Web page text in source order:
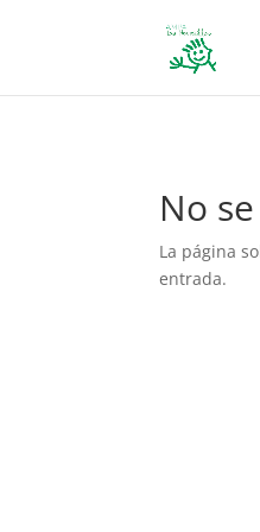
No
La página
entrada.